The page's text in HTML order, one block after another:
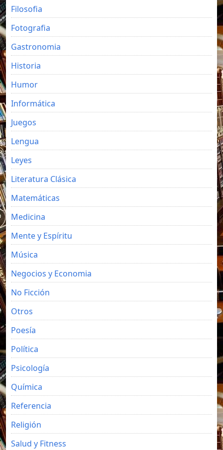
Filosofia
Fotografia
Gastronomia
Historia
Humor
Informática
Juegos
Lengua
Leyes
Literatura Clásica
Matemáticas
Medicina
Mente y Espíritu
Música
Negocios y Economia
No Ficción
Otros
Poesía
Política
Psicología
Química
Referencia
Religión
Salud y Fitness